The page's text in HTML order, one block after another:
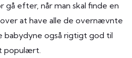
gå efter, når man skal finde en
at have alle de overnævnte
babydyne også rigtigt god til
populært.